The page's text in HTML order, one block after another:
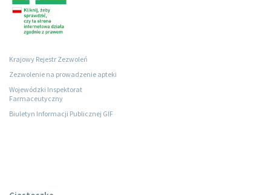
Krajowy Rejestr Zezwoleń
Zezwolenie na prowadzenie apteki
Wojewódzki Inspektorat
Farmaceutyczny
Biuletyn Informacji Publicznej GIF